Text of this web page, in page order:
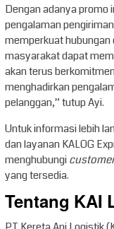
Dengan adanya promo
pengalaman
memperkuat hubungan
masyarakat dapat
akan terus
menghadirkan
pelanggan,” tutup Ayi.
Untuk informasi lebih
dan layanan KALOG
menghubungi
yang tersedia.
Tentang KAI